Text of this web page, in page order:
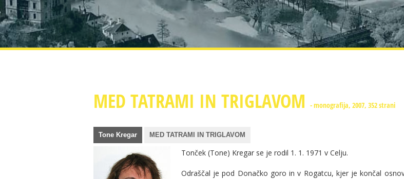
MED TATRAMI IN TRIGLAVOM - monografija, 2007, 352 strani
Tone Kregar MED TATRAMI IN TRIGLAVOM
Tonček (Tone) Kregar se je rodil 1. 1. 1971 v Celju.
Odraščal je pod Donačko goro in v Rogatcu, kjer je končal